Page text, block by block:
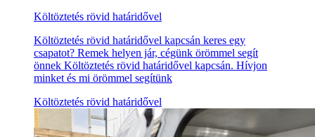
Költöztetés rövid határidővel
Költöztetés rövid határidővel kapcsán keres egy
csapatot? Remek helyen jár, cégünk örömmel segít
önnek Költöztetés rövid határidővel kapcsán. Hívjon
minket és mi örömmel segítünk
Költöztetés rövid határidővel